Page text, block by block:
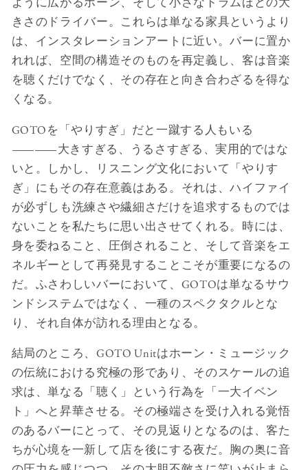
きさのドライバー。これらは単なる家具というより
は、インスタレーションアートに近い。バーに置か
れれば、空間の構造そのものを再定義し、客は音楽
を聴くだけでなく、その存在と向き合わざるを得な
くなる。
GOTOを「やりすぎ」だと一蹴する人もいる
――大きすぎる、うるさすぎる、実用的ではな
いと。しかし、リスニング文化において「やりす
ぎ」にもその存在意義はある。それは、ハイファイ
が必ずしも洗練さや繊細さだけを追求するものでは
ないことを私たちに思い出させてくれる。時には、
身を委ねること、圧倒されること、そして音楽をエ
ネルギーとして再発見することこそが重要になるの
だ。ふさわしいバーにおいて、GOTOは単なるサウ
ンドシステムではなく、一種のスペクタクルとな
り、それ自体が訪れる理由となる。
結局のところ、GOTO Unitはホーン・ミュージック
の伝統における究極の形であり、そのスケールの追
求は、単なる「聴く」という行為を「一大イベン
ト」へと昇華させる。その極端さを受け入れる覚悟
のあるバーにとって、その見返りとなるのは、客た
ちが心境を一新して店を後にする夜だ。胸の奥に音